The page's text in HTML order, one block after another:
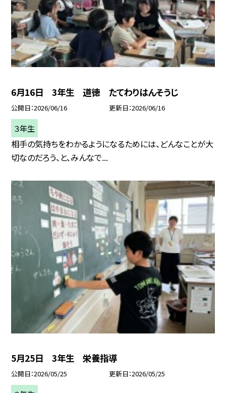
6月16日 3年生 道徳 たてわりはんそうじ
公開日 2026/06/16 更新日 2026/06/16
３年生
相手の気持ちをわかるようになるためには、どんなことが大
切なのだろう、と、みんなで...
5月25日 3年生 栄養指導
公開日 2026/05/25 更新日 2026/05/25